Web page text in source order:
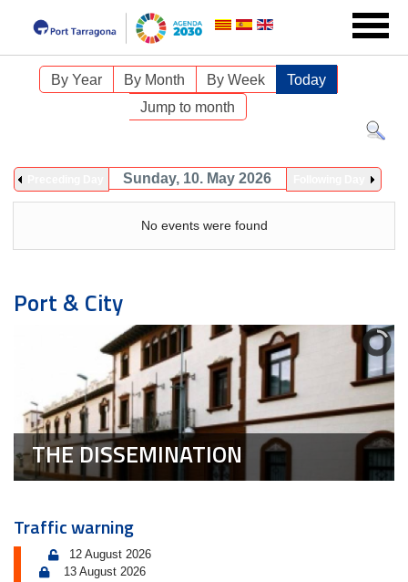
By Year By Month By Week
Today
Jump to month
Sunday, 10. May 2026
No events were found
Port & City
THE DISSEMINATION
Traffic warning
12 August 2026
13 August 2026